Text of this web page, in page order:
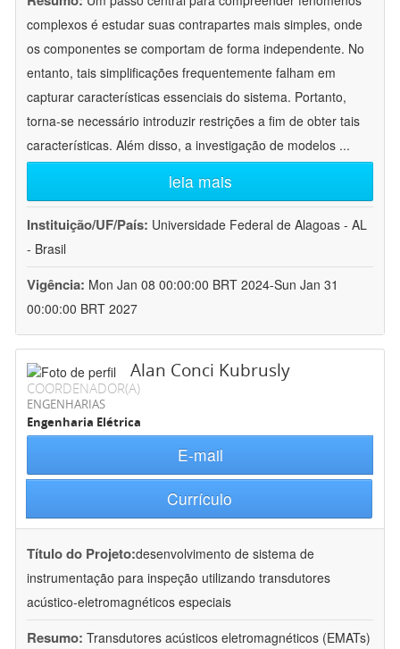
complexos é estudar suas contrapartes mais simples, onde
os componentes se comportam de forma independente. No
entanto, tais simplificações frequentemente falham em
capturar características essenciais do sistema. Portanto,
torna-se necessário introduzir restrições a fim de obter tais
características. Além disso, a investigação de modelos ...
leia mais
Instituição/UF/País: Universidade Federal de Alagoas - AL
- Brasil
Vigência: Mon Jan 08 00:00:00 BRT 2024-Sun Jan 31
00:00:00 BRT 2027
Alan Conci Kubrusly
COORDENADOR(A)
ENGENHARIAS
Engenharia Elétrica
E-mail
Currículo
Título do Projeto:desenvolvimento de sistema de
instrumentação para inspeção utilizando transdutores
acústico-eletromagnéticos especiais
Resumo: Transdutores acústicos eletromagnéticos (EMATs)